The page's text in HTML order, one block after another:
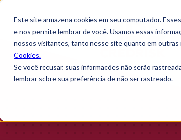
Este site armazena cookies em seu computador.
e nos permite lembrar de você. Usamos essas
nossos visitantes, tanto nesse site quanto em outras
Cookies.
Se você recusar, suas informações não serão
lembrar sobre sua preferência de não ser rastreado.